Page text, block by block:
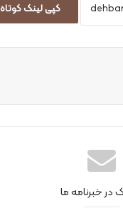
کپی لینک کوتاه
در خبرنامه ما